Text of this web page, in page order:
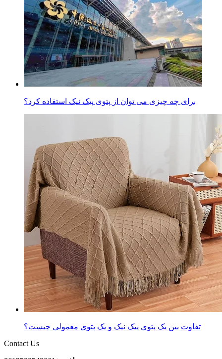
برای چه چیزی می توان از پتوی پیک نیک استفاده کرد؟
تفاوت بین یک پتوی پیک نیک و یک پتوی معمولی چیست؟
Contact Us